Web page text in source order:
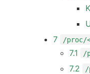
7
/proc/
7.1 /
7.2 /